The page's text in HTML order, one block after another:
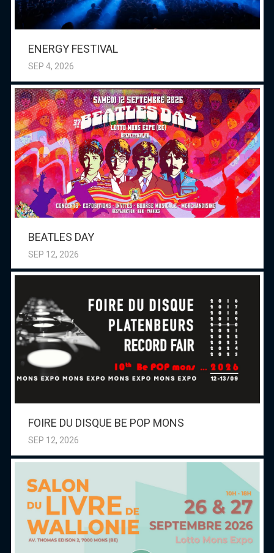
ENERGY FESTIVAL
SEP 4, 2026
BEATLES DAY
SEP 12, 2026
FOIRE DU DISQUE BE POP MONS
SEP 12, 2026